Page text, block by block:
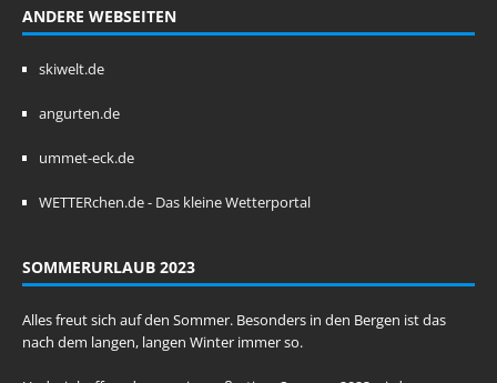
ANDERE WEBSEITEN
skiwelt.de
angurten.de
ummet-eck.de
WETTERchen.de - Das kleine Wetterportal
SOMMERURLAUB 2023
Alles freut sich auf den Sommer. Besonders in den Bergen ist das
nach dem langen, langen Winter immer so.